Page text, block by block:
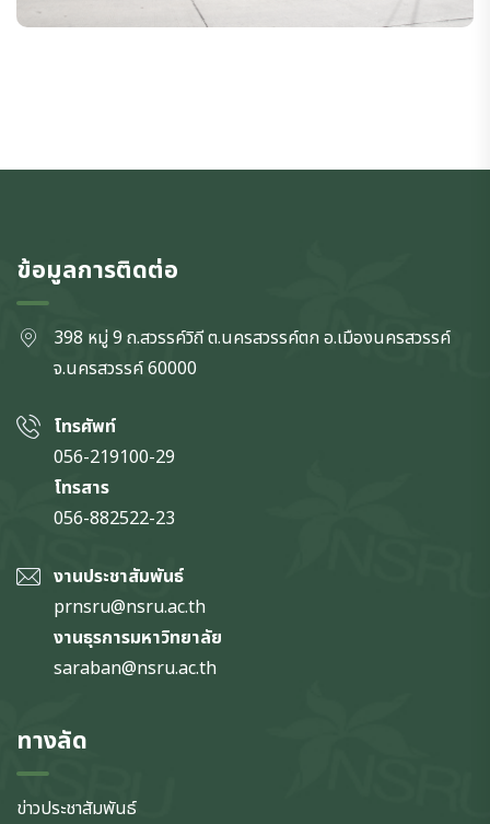
ข้อมูลการติดต่อ
398 หมู่ 9 ถ.สวรรค์วิถี ต.นครสวรรค์ตก อ.เมืองนครสวรรค์
จ.นครสวรรค์60000
โทรศัพท์
056-219100-29
โทรสาร
056-882522-23
งานประชาสัมพันธ์
prnsru@nsru.ac.th
งานธุรการมหาวิทยาลัย
saraban@nsru.ac.th
ทางลัด
ข่าวประชาสัมพันธ์